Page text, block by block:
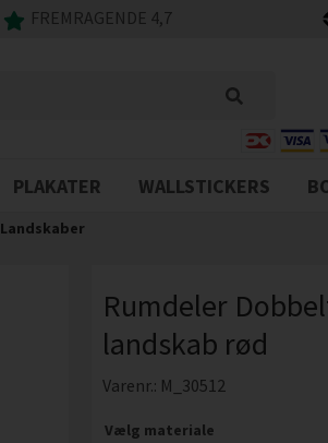
FREMRAGENDE 4,7
PLAKATER WALLSTICKERS
Landskaber
Rumdeler
landskab rød
Varenr.: M_30512
Vælg materiale